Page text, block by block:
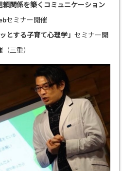
頼関係を築くコミュニケーション
セミナー開催
とする子育て心理学」 セミナー開
（三重）